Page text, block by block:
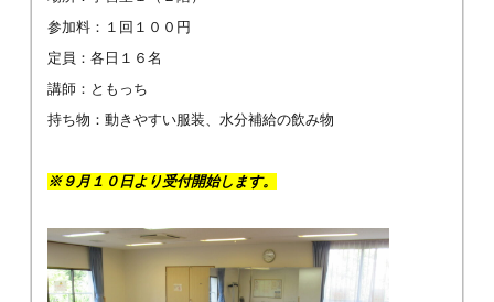
参加料：１回１００円
定員：各日１６名
講師：ともっち
持ち物：動きやすい服装、水分補給の飲み物
※９月１０日より受付開始します。